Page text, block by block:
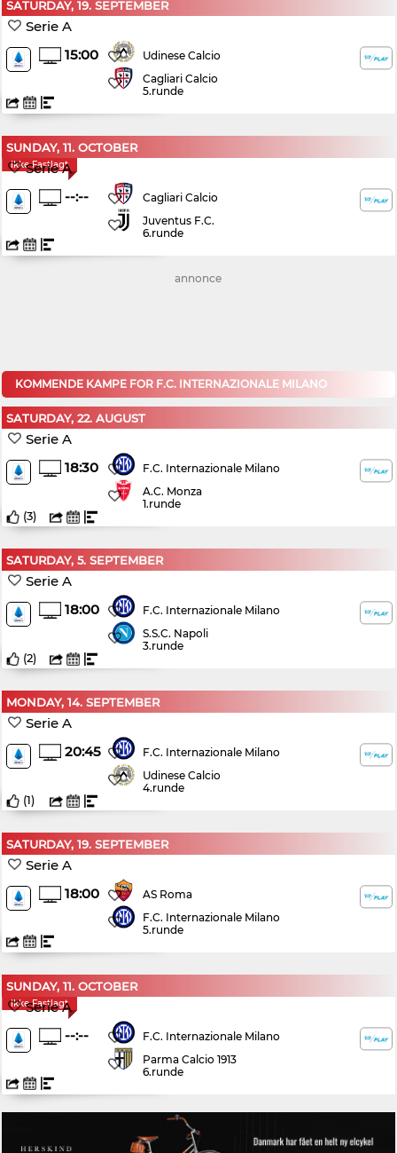
SATURDAY, 19. SEPTEMBER
Serie A
15:00
Udinese Calcio
Cagliari Calcio
5.runde
SUNDAY, 11. OCTOBER
Ikke Fastlagt
Serie A
--:--
Cagliari Calcio
Juventus F.C.
6.runde
annonce
KOMMENDE KAMPE FOR F.C. INTERNAZIONALE MILANO
SATURDAY, 22. AUGUST
Serie A
18:30
F.C. Internazionale Milano
A.C. Monza
1.runde
(3)
SATURDAY, 5. SEPTEMBER
Serie A
18:00
F.C. Internazionale Milano
S.S.C. Napoli
3.runde
(2)
MONDAY, 14. SEPTEMBER
Serie A
20:45
F.C. Internazionale Milano
Udinese Calcio
4.runde
(1)
SATURDAY, 19. SEPTEMBER
Serie A
18:00
AS Roma
F.C. Internazionale Milano
5.runde
SUNDAY, 11. OCTOBER
Ikke Fastlagt
Serie A
--:--
F.C. Internazionale Milano
Parma Calcio 1913
6.runde